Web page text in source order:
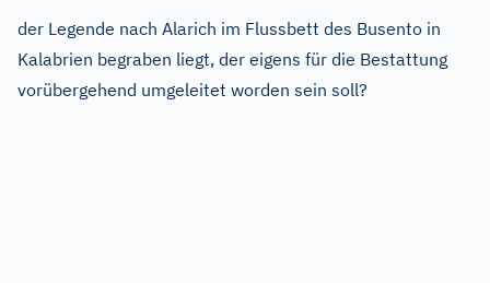
der Legende nach Alarich im Flussbett des Busento in
Kalabrien begraben liegt, der eigens für die Bestattung
vorübergehend umgeleitet worden sein soll?